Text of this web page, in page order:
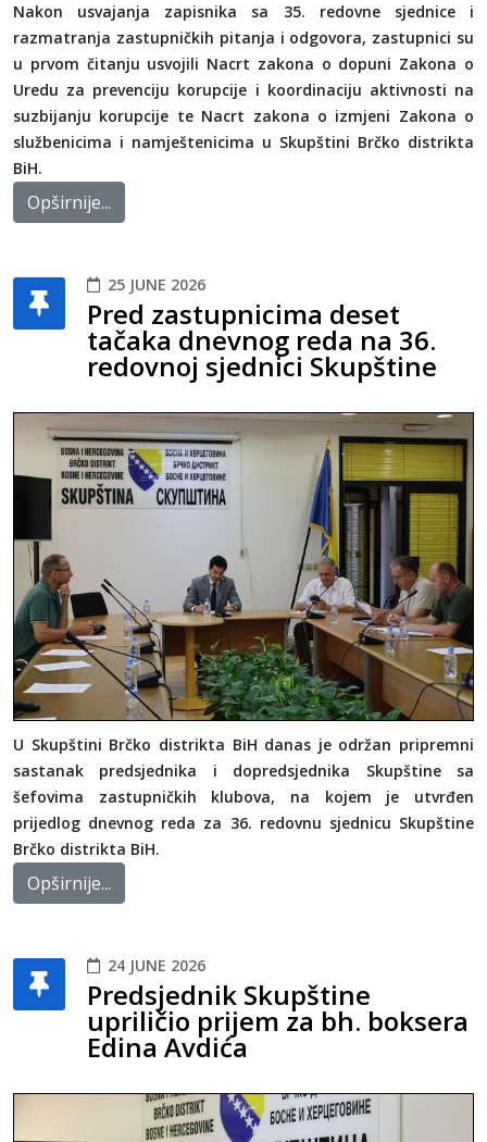
Nakon usvajanja zapisnika sa 35. redovne sjednice i
razmatranja zastupničkih pitanja i odgovora, zastupnici su
u prvom čitanju usvojili Nacrt zakona o dopuni Zakona o
Uredu za prevenciju korupcije i koordinaciju aktivnosti na
suzbijanju korupcije te Nacrt zakona o izmjeni Zakona o
službenicima i namještenicima u Skupštini Brčko distrikta
BiH.
Opširnije...
25 JUNE 2026
Pred zastupnicima deset
tačaka dnevnog reda na 36.
redovnoj sjednici Skupštine
U Skupštini Brčko distrikta BiH danas je održan pripremni
sastanak predsjednika i dopredsjednika Skupštine sa
šefovima zastupničkih klubova, na kojem je utvrđen
prijedlog dnevnog reda za 36. redovnu sjednicu Skupštine
Brčko distrikta BiH.
Opširnije...
24 JUNE 2026
Predsjednik Skupštine
upriličio prijem za bh. boksera
Edina Avdića